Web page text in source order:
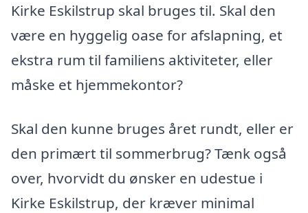
Kirke Eskilstrup skal bruges til. Skal den
være en hyggelig oase for afslapning, et
ekstra rum til familiens aktiviteter, eller
måske et hjemmekontor?
Skal den kunne bruges året rundt, eller er
den primært til sommerbrug? Tænk også
over, hvorvidt du ønsker en udestue i
Kirke Eskilstrup, der kræver minimal